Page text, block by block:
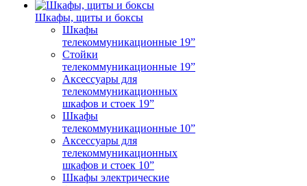
Шкафы, щиты и боксы
Шкафы
телекоммуникационные 19”
Стойки
телекоммуникационные 19”
Аксессуары для
телекоммуникационных
шкафов и стоек 19”
Шкафы
телекоммуникационные 10”
Аксессуары для
телекоммуникационных
шкафов и стоек 10”
Шкафы электрические